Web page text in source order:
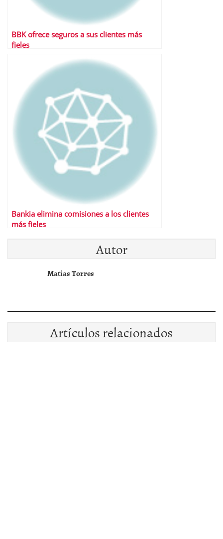
BBK ofrece seguros a sus clientes más
fieles
Bankia elimina comisiones a los clientes
más fieles
Autor
Matias Torres
Artículos relacionados